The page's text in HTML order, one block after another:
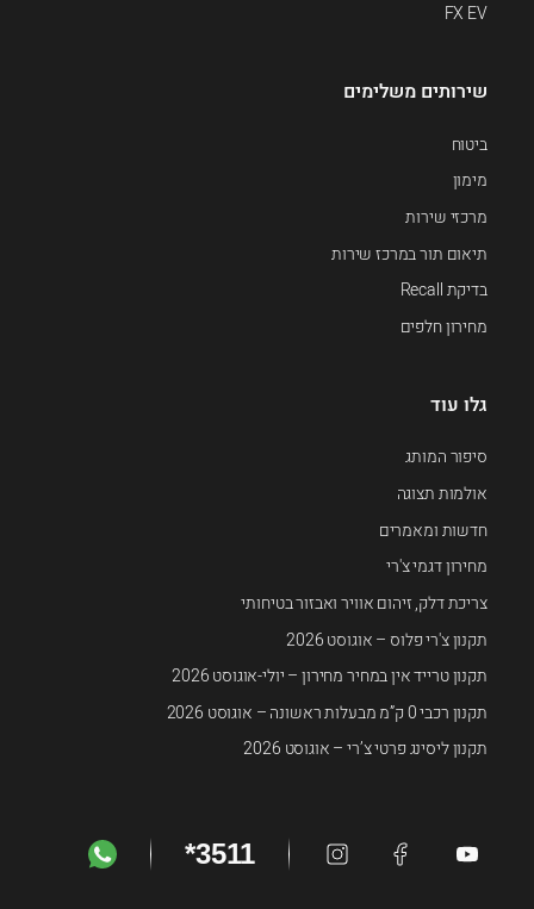
FX EV
שירותים משלימים
ביטוח
מימון
מרכזי שירות
תיאום תור במרכז שירות
בדיקת Recall
מחירון חלפים
גלו עוד
סיפור המותג
אולמות תצוגה
חדשות ומאמרים
מחירון דגמי צ'רי
צריכת דלק, זיהום אוויר ואבזור בטיחותי
תקנון צ'רי פלוס – אוגוסט 2026
תקנון טרייד אין במחיר מחירון – יולי-אוגוסט 2026
תקנון רכבי 0 ק”מ מבעלות ראשונה – אוגוסט 2026
תקנון ליסינג פרטי צ’רי – אוגוסט 2026
*3511